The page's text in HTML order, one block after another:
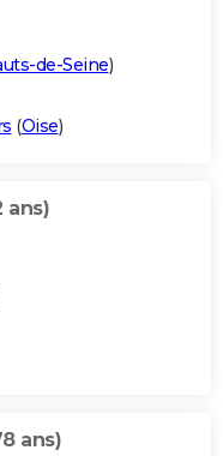
de-Seine)
(Oise)
ans)
ans)